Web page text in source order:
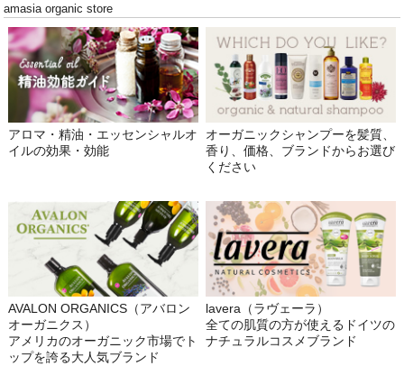
amasia organic store
アロマ・精油・エッセンシャルオ
イルの効果・効能
オーガニックシャンプーを髪質、
香り、価格、ブランドからお選び
ください
AVALON ORGANICS（アバロン
オーガニクス）
アメリカのオーガニック市場でト
ップを誇る大人気ブランド
lavera（ラヴェーラ）
全ての肌質の方が使えるドイツの
ナチュラルコスメブランド